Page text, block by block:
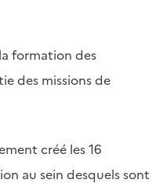
formation des
des missions de
créé les 16
au sein desquels sont